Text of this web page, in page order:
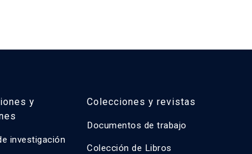
y
investigación
Colecciones y revistas
Documentos de trabajo
Colección de Libros